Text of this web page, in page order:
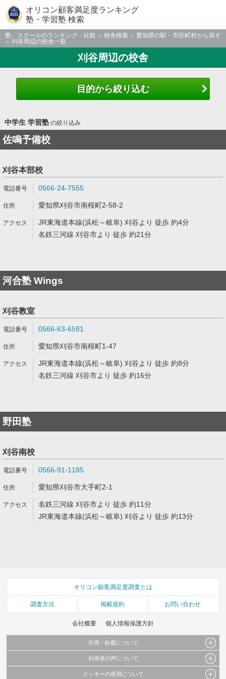
オリコン顧客満足度ランキング
塾・学習塾 検索
塾、スクールのランキング・比較 校舎検索
愛知県の駅・市区町村から探す
刈谷周辺の校舎一覧
刈谷周辺の校舎
目的から絞り込む
中学生 学習塾の絞り込み
佐鳴予備校
刈谷本部校
0566-24-7555
愛知県刈谷市南桜町2-58-2
JR東海道本線(浜松～岐阜) 刈谷より 徒歩 約4分
名鉄三河線 刈谷市より 徒歩 約21分
河合塾 Wings
刈谷教室
0566-63-6581
愛知県刈谷市南桜町1-47
JR東海道本線(浜松～岐阜) 刈谷より 徒歩 約8分
名鉄三河線 刈谷市より 徒歩 約16分
野田塾
刈谷南校
0566-91-1185
愛知県刈谷市大手町2-1
名鉄三河線 刈谷市より 徒歩 約11分
JR東海道本線(浜松～岐阜) 刈谷より 徒歩 約13分
オリコン顧客満足度調査とは
調査方法 掲載規約 お問い合わせ
会社概要 個人情報保護方針
引用・転載について
当サイトで公開されている情報（文字、写真、イラスト、画像データ等）及びこれらの配
利用者の声について
当サイトに掲載している内容はすべてサービスの利用者が提出された見解・感想です。
クッキーの使用について